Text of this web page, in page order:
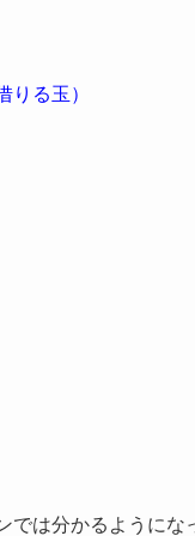
りる玉）
では分かるようにな